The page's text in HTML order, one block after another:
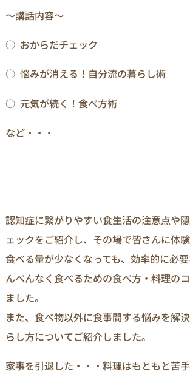
～講話内容～
○ おからだチェック
○ 悩みが消える！自分流の暮らし術
○ 元気が続く！食べ方術
など・・・
認知症に繋がりやすい食生活の注意点や
ェックをご紹介し、その場で皆さんに体験
食べる量が少なくなっても、効率的に必
んべんなく食べるための食べ方・料理の
ました。
また、食べ物以外に食事間する悩みを解
らし方についてご紹介しました。
家事を引退した・・・料理はもともと苦